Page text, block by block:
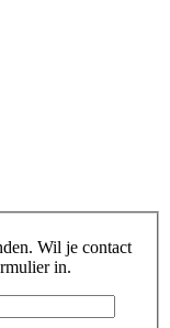
Wil je contact
in.